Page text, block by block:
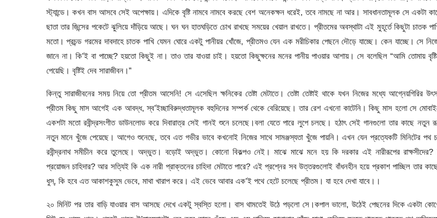
স্ট্যান্ডে। কখন বাস আসবে সেই অপেক্ষায়। এদিকে বৃষ্টি নামবে নামবে করছে বেশ অনেকক্ষন ধরেই, তবে নামছে না আর। সাবধানতামূলক সে একটা
ছাতা তার জিন্সের পকেটে ঝুলিয়ে দাঁড়িয়ে আছে। ঘন ঘন হাতঘড়িতে চোখ রাখছে সময়ের খেয়াল রাখতে। প্রীতমের অবস্থাটা এই মুহূর্তে কিছুটা চাতক
মতো। প্রচন্ড গরমের দাবদাহে চাতক পাখি যেমন ঘোরে একটু পানীয়র খোঁজে, প্রীতমও যেন এক মরীচিকার পেছনে দৌড়ে যাচ্ছে। কেন যাচ্ছে। সে
জানে না। কি’ই বা পাচ্ছে? হয়তো কিছুই না। তাও তার যাওয়া চাই। হয়তো কিছুক্ষনের মনের পানীয় পাওয়ার আশায়। সে বলেছিল “আমি তোমায়
পেয়েছি। বৃষ্টিই দেব সারাজীবন।”
কিন্তু সারাজীবনের সময় নিয়ে তো প্রীতম আসেনি! সে এসেছিল ক্ষনিকের তেষ্টা মেটাতে। তেষ্টা তেষ্টাই থাকে যখন নিজের মধ্যে আগ্নেয়গিরির
প্রীতম কিছু মাস আগেই এক আবদ্ধ, স্ব’ইচ্ছাবিরুদ্ধতামূলক বহুদিনের সম্পর্ক থেকে বেরিয়েছে। তার রেশ এখনো কাটেনি। কিছু মাস হলো সে
একশটা মতো রবীন্দ্রসংগীত ডাউনলোড করে দিবারাত্র সেই গানই শুনে চলেছে।বলা যেতে পারে লুপে চলছে। হঠাৎ সেই গানগুলো তার কাছে নতুন
নতুন মানে খুঁজে পেয়েছে। আগেও শুনেছে, তবে এত গভীর ভাবে কখনোই নিজের সাথে সামঞ্জস্যতা খুঁজে পায়নি। এখন যেন প্রত্যেকটি মিনিটের পথ
রবীন্দ্রনাথ সমীচীন করে তুলেছে। অদ্ভুত। বড়োই অদ্ভুত। কোনো বিকল্পও নেই। মাঝে মাঝে মনে হয় কি দরকার এই নারীরূপের রাক্ষসীদের?
প্রয়োজন চাহিদার? আর সত্যিই কি এক নারী প্রাক্তনের চাহিদা মেটাতে পারে? এই প্রশ্নের সব উত্তরগুলোই বাঁধনহীন হয়ে প্রকাশ পাচ্ছিল তার
ধুস্, কি হবে এত আকাশকুসুম ভেবে, মাথা খারাপ করে। এই ভেবে আবার এক’ই পথে হেটে চলেছে প্রীতম। যা হবে দেখা যাবে।।
২০ মিনিট পর তার বাড়ি যাওয়ার বাস আসছে দেখে একটু স্বস্তি হলো। বাস থামতেই উঠে পড়লো সে।কপাল ভালো, উঠেই পেছনের দিকে একটা